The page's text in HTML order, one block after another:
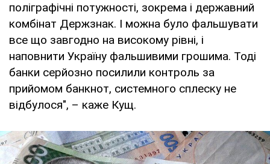
поліграфічні потужності, зокрема і державний
комбінат Держзнак. І можна було фальшувати
все що завгодно на високому рівні, і
наповнити Україну фальшивими грошима. Тоді
банки серйозно посилили контроль за
прийомом банкнот, системного сплеску не
відбулося", – каже Кущ.